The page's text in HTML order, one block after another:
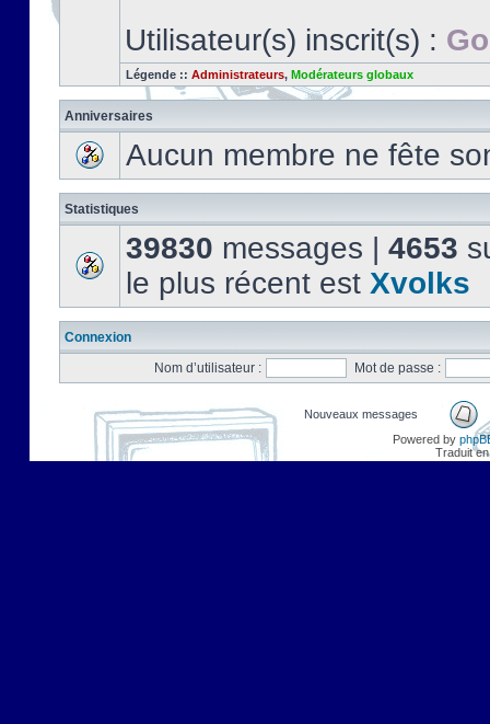
Utilisateur(s) inscrit(s) :
Légende :: Administrateurs, Modérateurs globaux
Anniversaires
Aucun membre ne fête
Statistiques
39830 messages | 4653
le plus récent est Xvolks
Connexion
Nom d’utilisateur :
Mot de passe :
Nouveaux messages
Powered by
Traduit